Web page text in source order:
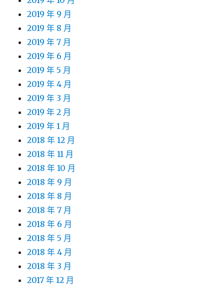
2019 年 9 月
2019 年 8 月
2019 年 7 月
2019 年 6 月
2019 年 5 月
2019 年 4 月
2019 年 3 月
2019 年 2 月
2019 年 1 月
2018 年 12 月
2018 年 11 月
2018 年 10 月
2018 年 9 月
2018 年 8 月
2018 年 7 月
2018 年 6 月
2018 年 5 月
2018 年 4 月
2018 年 3 月
2017 年 12 月